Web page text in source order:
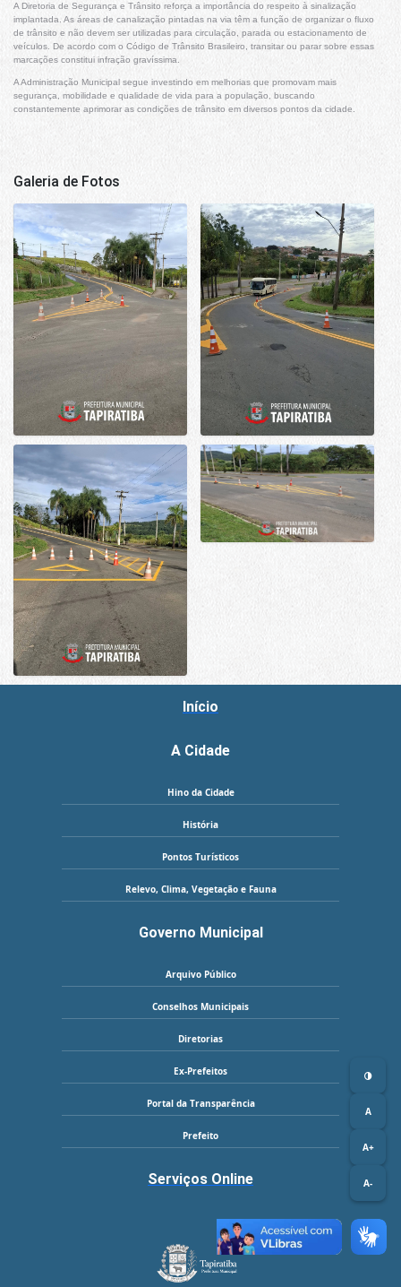
A
A+
A-
A Diretoria de Segurança e Trânsito reforça a importância do respeito à sinalização
implantada. As áreas de canalização pintadas na via têm a função de organizar o fluxo
de trânsito e não devem ser utilizadas para circulação, parada ou estacionamento de
veículos. De acordo com o Código de Trânsito Brasileiro, transitar ou parar sobre essas
marcações constitui infração gravíssima.
A Administração Municipal segue investindo em melhorias que promovam mais
segurança, mobilidade e qualidade de vida para a população, buscando
constantemente aprimorar as condições de trânsito em diversos pontos da cidade.
Galeria de Fotos
Início
A Cidade
Hino da Cidade
História
Pontos Turísticos
Relevo, Clima, Vegetação e Fauna
Governo Municipal
Arquivo Público
Conselhos Municipais
Diretorias
Ex-Prefeitos
Portal da Transparência
Prefeito
Serviços Online